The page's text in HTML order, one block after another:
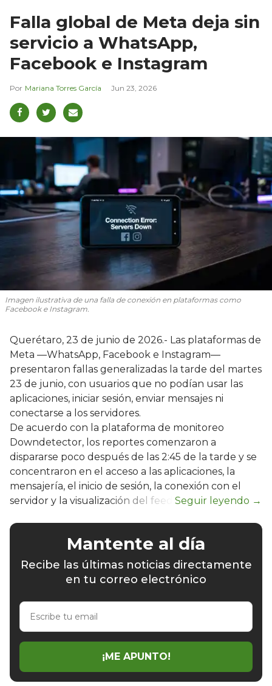
Falla global de Meta deja sin
servicio a WhatsApp,
Facebook e Instagram
Mariana Torres García Jun 23, 2026
Imagen ilustrativa de una falla de conexión en plataformas como
Facebook e Instagram.
Querétaro, 23 de junio de 2026.- Las plataformas de
Meta —WhatsApp, Facebook e Instagram—
presentaron fallas generalizadas la tarde del martes
23 de junio, con usuarios que no podían usar las
aplicaciones, iniciar sesión, enviar mensajes ni
conectarse a los servidores.
De acuerdo con la plataforma de monitoreo
Downdetector, los reportes comenzaron a
dispararse poco después de las 2:45 de la tarde y se
concentraron en el acceso a las aplicaciones, la
mensajería, el inicio de sesión, la conexión con el
servidor y la visualización del feed.
Mantente al día
Recibe las últimas noticias directamente
en tu correo electrónico
Escribe
email
¡ME APUNTO!